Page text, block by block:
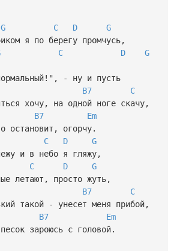
G C D
G
я по берегу промчусь,
C D
G
- ну и пусть
B7
C
хочу, на одной ноге скачу,
B7
Em
огорчу.
C D
G
и в небо я гляжу,
C D
G
летают, просто жуть,
B7
C
такой - унесет меня прибой,
B7
Em
зароюсь с головой.